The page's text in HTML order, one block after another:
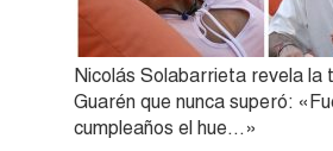
Nicolás Solabarrieta revela la
Guarén que nunca superó:
cumpleaños el hue…»